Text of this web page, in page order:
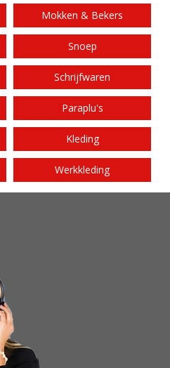
Mokken & Bekers
Snoep
Schrijfwaren
Paraplu's
Kleding
Werkkleding